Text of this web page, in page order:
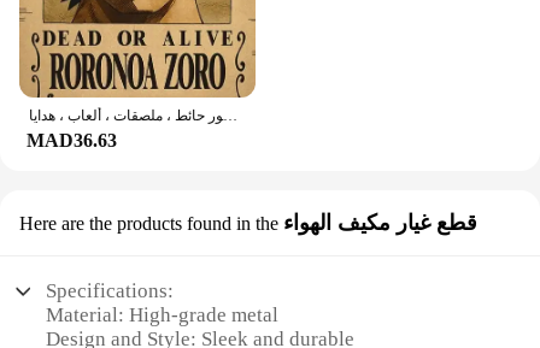
ملصقات مطلوبة من قطعة واحدة ، أنيمي لوفي ، جير 5 ، نيكا ، الآس ، شخصيات أطفال ، خمر ، غرفة معيشة ، ديكور حائط ، ملصقات ، ألعاب ، هدايا
MAD36.63
Here are the products found in the قطع غيار مكيف الهواء
Specifications:
Material: High-grade metal
Design and Style: Sleek and durable